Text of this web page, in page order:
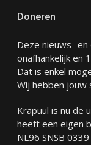
Doneren
Deze nieuws-
onafhankelijk en
Dat is enkel
Wij hebben jouw
Krapuul is nu de
heeft een eigen
NL96 SNSB